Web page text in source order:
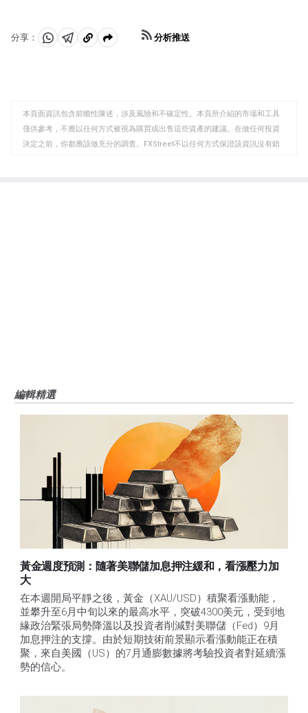
方法。」
並停止將其持有的到期債券本金進行再投資。這通常對歐
元有利(或看漲)。
分享：
分 分 複
板
分析推送
本頁面資訊包含前瞻性陳述，涉及風險和不確定性。本頁所介紹的市場和工具
僅供參考，不應以任何方式被視為購買或出售這些資產的建議。在做任何投資
決定之前，你都應該做充分的調查。FXStreet不以任何方式保證該資訊沒有錯
編輯精選
黃金週度預測：隨著美聯儲加息押注緩和，看漲壓力加
大
在本週開局平靜之後，黃金（XAU/USD）積聚看漲動能，
並攀升至6月中旬以來的最高水平，突破4300美元，受到地
緣政治緊張局勢降溫以及投資者削減對美聯儲（Fed）9月
加息押注的支撐。由於短期技術前景顯示看漲動能正在積
聚，來自美國（US）的7月通膨數據將考驗投資者對延續漲
勢的信心。